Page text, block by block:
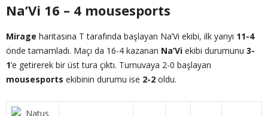
Na’Vi 16 – 4 mousesports
Mirage haritasına T tarafında başlayan Na’Vi ekibi, ilk yarıyı 11-4
önde tamamladı. Maçı da 16-4 kazanan Na’Vi ekibi durumunu 3-
1‘e getirerek bir üst tura çıktı. Turnuvaya 2-0 başlayan
mousesports ekibinin durumu ise 2-2 oldu.